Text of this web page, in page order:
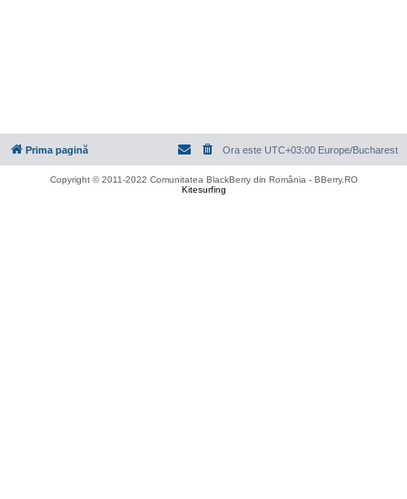
Prima pagină Ora este UTC+03:00 Europe/Bucharest
Copyright © 2011-2022 Comunitatea BlackBerry din România - BBerry.RO
Kitesurfing